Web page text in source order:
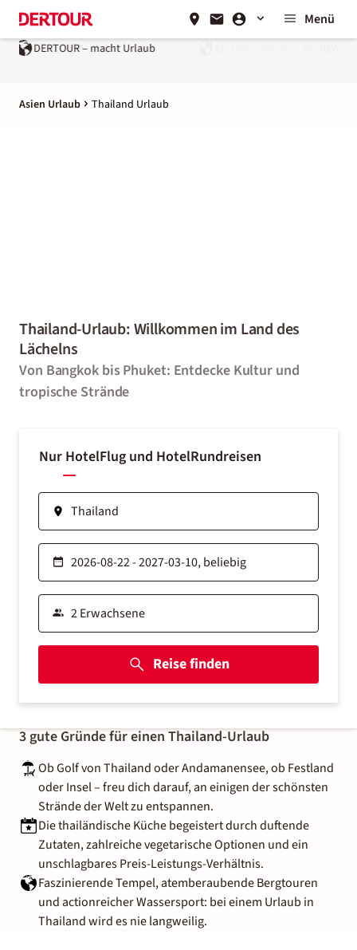
Menü
Ein Unternehmen der REWE Group
Asien Urlaub Thailand Urlaub
Thailand-Urlaub: Willkommen im Land des
Lächelns
Von Bangkok bis Phuket: Entdecke Kultur und
tropische Strände
Nur HotelFlug und HotelRundreisen
Reise finden
3 gute Gründe für einen Thailand-Urlaub
Ob Golf von Thailand oder Andamanensee, ob Festland
oder Insel – freu dich darauf, an einigen der schönsten
Strände der Welt zu entspannen.
Die thailändische Küche begeistert durch duftende
Zutaten, zahlreiche vegetarische Optionen und ein
unschlagbares Preis-Leistungs-Verhältnis.
Faszinierende Tempel, atemberaubende Bergtouren
und actionreicher Wassersport: bei einem Urlaub in
Thailand wird es nie langweilig.